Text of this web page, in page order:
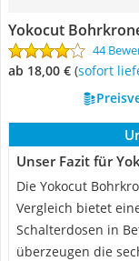
Yokocut
44
ab 18,00 € ( Sofort
Unser Fazit für
Die Yokocut
Vergleich bietet
Schalterdosen in
überzeugen die